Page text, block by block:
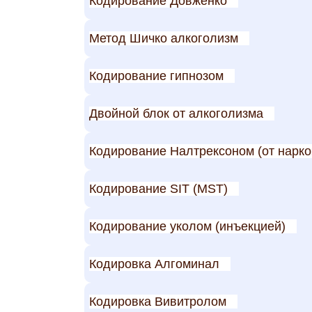
Метод Шичко алкоголизм
Кодирование гипнозом
Двойной блок от алкоголизма
Кодирование Налтрексоном (от
Кодирование SIT (MST)
Кодирование уколом (инъекцией)
Кодировка Алгоминал
Кодировка Вивитролом